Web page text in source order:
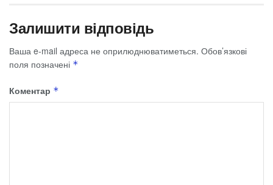
Залишити відповідь
Ваша e-mail адреса не оприлюднюватиметься. Обов’язкові
поля позначені *
Коментар *